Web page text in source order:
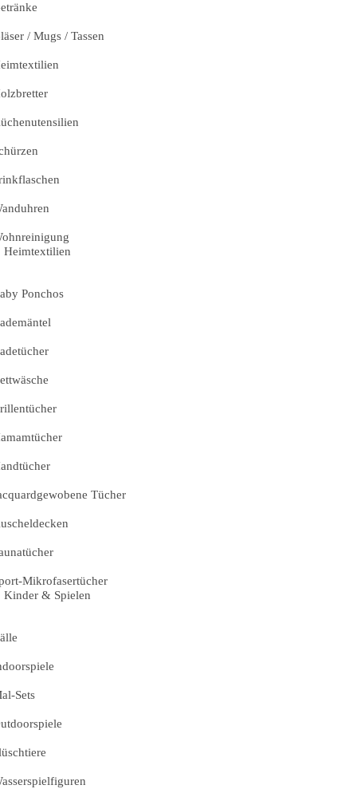
/ Mugs / Tassen
Heimtextilien
Ponchos
Tücher
Mikrofasertücher
Kinder & Spielen
Sets